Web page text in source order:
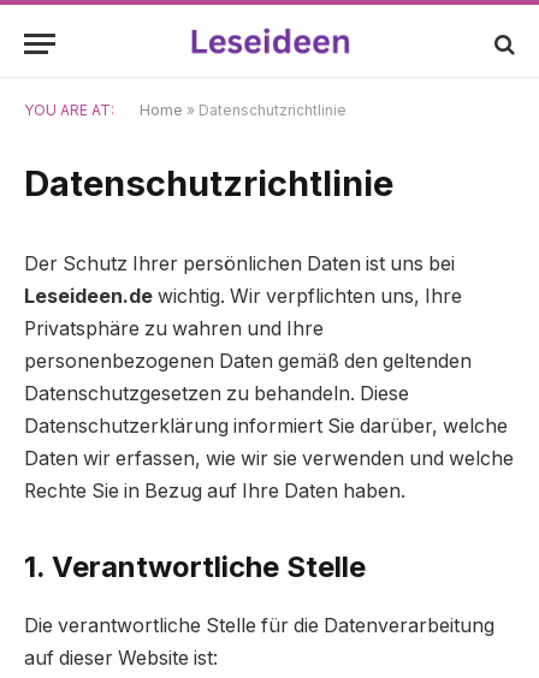
YOU ARE AT: Home » Datenschutzrichtlinie
Datenschutzrichtlinie
Der Schutz Ihrer persönlichen Daten ist uns bei
Leseideen.de wichtig. Wir verpflichten uns, Ihre
Privatsphäre zu wahren und Ihre
personenbezogenen Daten gemäß den geltenden
Datenschutzgesetzen zu behandeln. Diese
Datenschutzerklärung informiert Sie darüber, welche
Daten wir erfassen, wie wir sie verwenden und welche
Rechte Sie in Bezug auf Ihre Daten haben.
1. Verantwortliche Stelle
Die verantwortliche Stelle für die Datenverarbeitung
auf dieser Website ist: